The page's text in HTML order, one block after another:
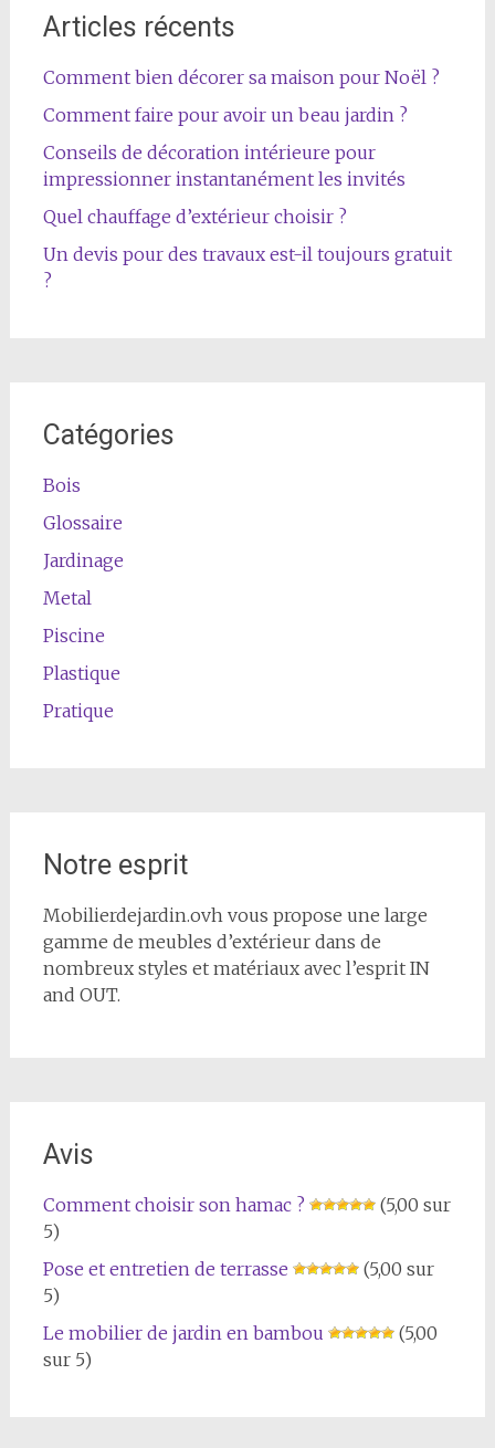
sein
articles
Articles récents
Comment bien décorer sa maison pour Noël ?
Comment faire pour avoir un beau jardin ?
Conseils de décoration intérieure pour
impressionner instantanément les invités
Quel chauffage d’extérieur choisir ?
Un devis pour des travaux est-il toujours gratuit
?
Catégories
Bois
Glossaire
Jardinage
Metal
Piscine
Plastique
Pratique
Notre esprit
Mobilierdejardin.ovh vous propose une large
gamme de meubles d’extérieur dans de
nombreux styles et matériaux avec l’esprit IN
and OUT.
Avis
Comment choisir son hamac ?
(5,00 sur
5)
Pose et entretien de terrasse
(5,00 sur
5)
Le mobilier de jardin en bambou
(5,00
sur 5)